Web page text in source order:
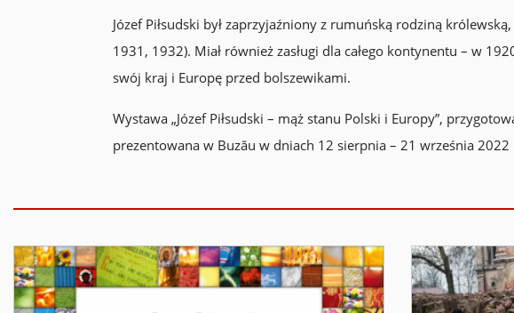
Józef Piłsudski był zaprzyjaźniony z rumuńską rodziną
1931, 1932). Miał również zasługi dla całego kontynentu – w
swój kraj i Europę przed bolszewikami.
Wystawa „Józef Piłsudski – mąż stanu Polski i Europy”,
prezentowana w Buzău w dniach 12 sierpnia – 21 września